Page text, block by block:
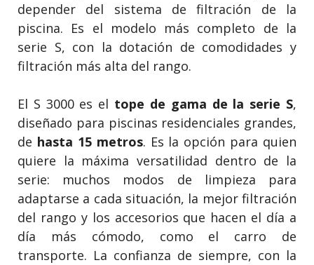
depender del sistema de filtración de la
piscina. Es el modelo más completo de la
serie S, con la dotación de comodidades y
filtración más alta del rango.
El S 3000 es el tope de gama de la serie S,
diseñado para piscinas residenciales grandes,
de hasta 15 metros. Es la opción para quien
quiere la máxima versatilidad dentro de la
serie: muchos modos de limpieza para
adaptarse a cada situación, la mejor filtración
del rango y los accesorios que hacen el día a
día más cómodo, como el carro de
transporte. La confianza de siempre, con la